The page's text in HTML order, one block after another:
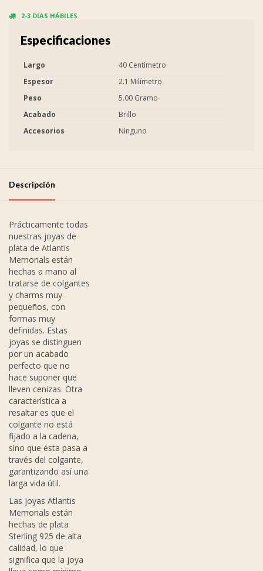
2-3 DIAS HÁBILES
Especificaciones
Largo
40 Centímetro
Espesor
2.1 Milímetro
Peso
5.00 Gramo
Acabado
Brillo
Accesorios
Ninguno
Descripción
Prácticamente todas
nuestras joyas de
plata de Atlantis
Memorials están
hechas a mano al
tratarse de colgantes
y charms muy
pequeños, con
formas muy
definidas. Estas
joyas se distinguen
por un acabado
perfecto que no
hace suponer que
lleven cenizas. Otra
característica a
resaltar es que el
colgante no está
fijado a la cadena,
sino que ésta pasa a
través del colgante,
garantizando así una
larga vida útil.
Las joyas Atlantis
Memorials están
hechas de plata
Sterling 925 de alta
calidad, lo que
significa que la joya